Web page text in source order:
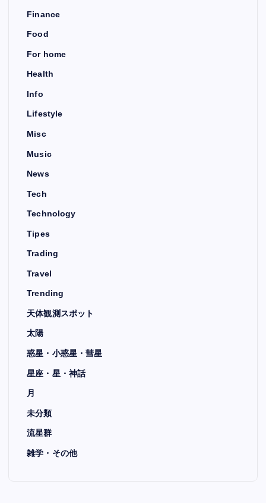
Finance
Food
For home
Health
Info
Lifestyle
Misc
Music
News
Tech
Technology
Tipes
Trading
Travel
Trending
天体観測スポット
太陽
惑星・小惑星・彗星
星座・星・神話
月
未分類
流星群
雑学・その他